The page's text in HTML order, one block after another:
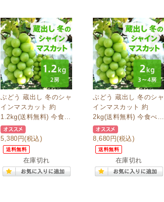
ぶどう 蔵出し 冬のシャ
インマスカット 約
1.2kg(送料無料) 今食べ
られる
5,380円(税込)
送料無料
在庫切れ
ぶどう 蔵出し 冬のシャ
インマスカット 約
2kg(送料無料) 今食べら
れる
8,680円(税込)
送料無料
在庫切れ